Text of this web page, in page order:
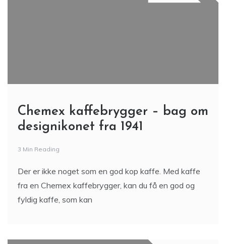
Chemex kaffebrygger – bag om
designikonet fra 1941
3 Min Reading
Der er ikke noget som en god kop kaffe. Med kaffe
fra en Chemex kaffebrygger, kan du få en god og
fyldig kaffe, som kan